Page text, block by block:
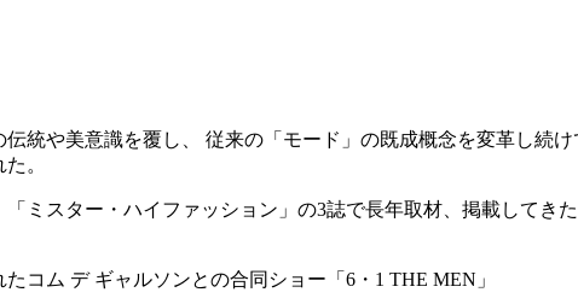
統や美意識を覆し、 従来の「モード」の既成概念を変革し続
。
ミスター・ハイファッション」の3誌で長年取材、掲載してき
コム デ ギャルソンとの合同ショー「6・1 THE MEN」